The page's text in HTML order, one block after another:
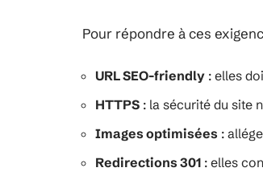
Pour répondre à ces
URL SEO-friendly : elles
HTTPS : la sécurité du site
Images optimisées :
Redirections 301 : elles